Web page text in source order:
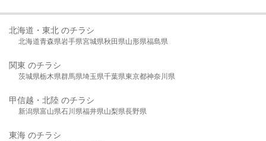
北海道・東北 のチラシ
北海道青森県岩手県宮城県秋田県山形県福島県
関東 のチラシ
茨城県栃木県群馬県埼玉県千葉県東京都神奈川県
甲信越・北陸 のチラシ
新潟県富山県石川県福井県山梨県長野県
東海 のチラシ